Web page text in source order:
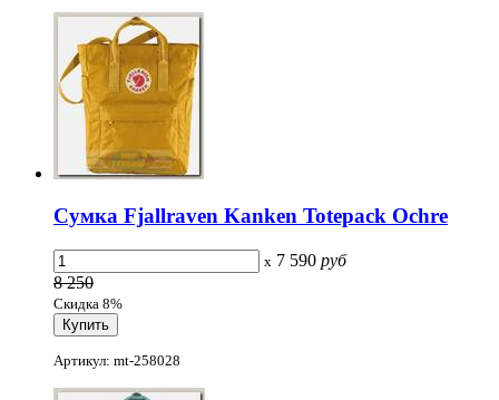
Сумка Fjallraven Kanken Totepack Ochre
x 7 590 руб
8 250
Скидка 8%
Артикул: mt-258028